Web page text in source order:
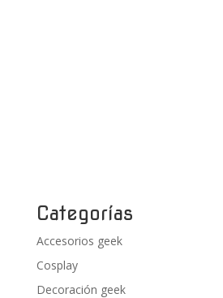
Categorías
Accesorios geek
Cosplay
Decoración geek